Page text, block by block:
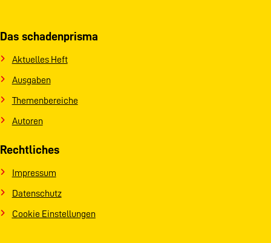
Das schadenprisma
Aktuelles Heft
Ausgaben
Themenbereiche
Autoren
Rechtliches
Impressum
Datenschutz
Cookie Einstellungen